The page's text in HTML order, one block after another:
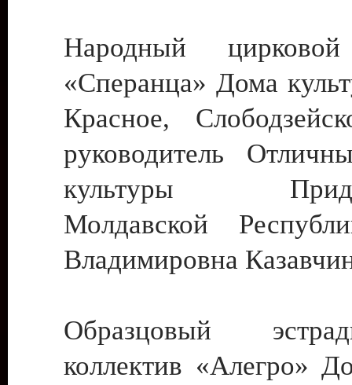
Народный цирковой
«Сперанца» Дома
Красное,
руководитель
культуры
Молдавской
Владимировна
Образцовый
коллектив «Алегро»